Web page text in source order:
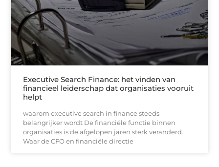
Executive Search Finance: het vinden van
financieel leiderschap dat organisaties vooruit
helpt
waarom executive search in finance steeds
belangrijker wordt De financiële functie binnen
organisaties is de afgelopen jaren sterk veranderd.
Waar de CFO en financiële directie